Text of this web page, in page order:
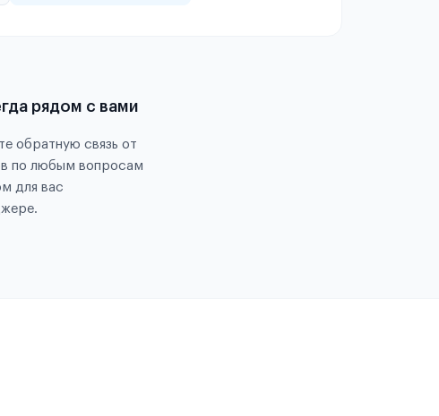
рядом с вами
обратную связь от
по любым вопросам
для вас